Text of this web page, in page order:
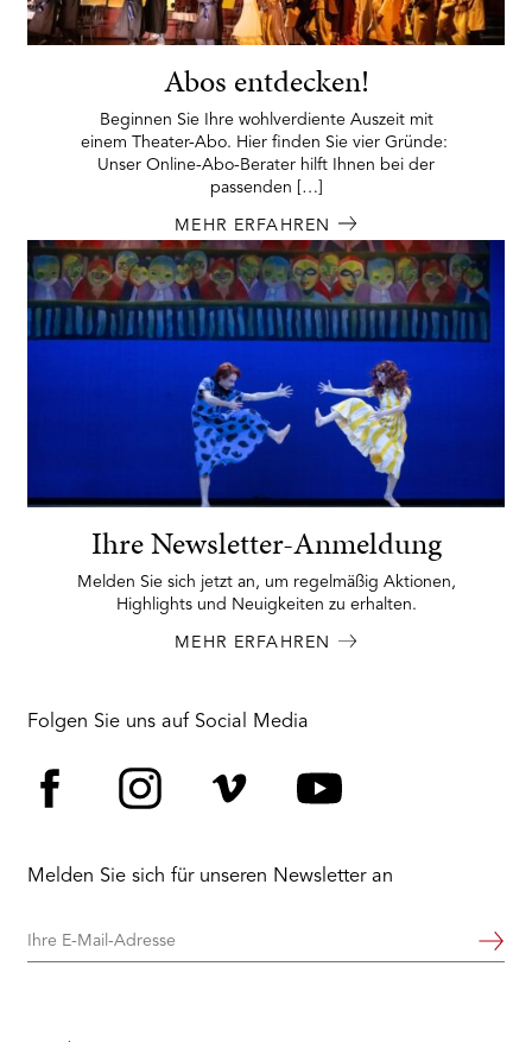
Abos entdecken!
Beginnen Sie Ihre wohlverdiente Auszeit mit
einem Theater-Abo. Hier finden Sie vier Gründe:
Unser Online-Abo-Berater hilft Ihnen bei der
passenden […]
MEHR ERFAHREN
Ihre Newsletter-Anmeldung
Melden Sie sich jetzt an, um regelmäßig Aktionen,
Highlights und Neuigkeiten zu erhalten.
MEHR ERFAHREN
Folgen Sie uns auf Social Media
Melden Sie sich für unseren Newsletter an
Ihre
Weiter